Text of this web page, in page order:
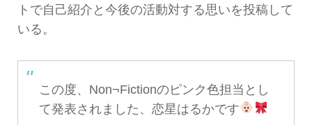
トで自己紹介と今後の活動対する思いを投稿して
いる。
この度、Non¬Fictionのピンク色担当とし
て発表されました、恋星はるかです